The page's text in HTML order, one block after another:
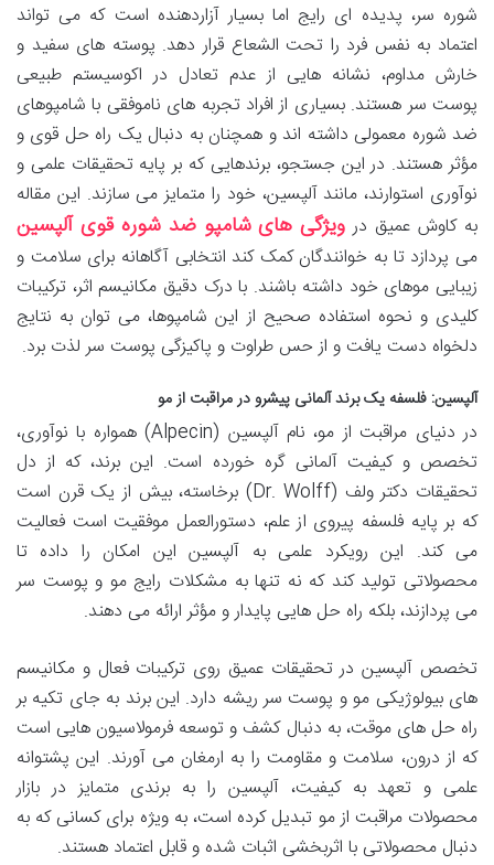
شوره سر، پدیده ای رایج اما بسیار آزاردهنده است که می تواند
اعتماد به نفس فرد را تحت الشعاع قرار دهد. پوسته های سفید و
خارش مداوم، نشانه هایی از عدم تعادل در اکوسیستم طبیعی
پوست سر هستند. بسیاری از افراد تجربه های ناموفقی با شامپوهای
ضد شوره معمولی داشته اند و همچنان به دنبال یک راه حل قوی و
مؤثر هستند. در این جستجو، برندهایی که بر پایه تحقیقات علمی و
نوآوری استوارند، مانند آلپسین، خود را متمایز می سازند. این مقاله
به کاوش عمیق در ویژگی های شامپو ضد شوره قوی آلپسین
می پردازد تا به خوانندگان کمک کند انتخابی آگاهانه برای سلامت و
زیبایی موهای خود داشته باشند. با درک دقیق مکانیسم اثر، ترکیبات
کلیدی و نحوه استفاده صحیح از این شامپوها، می توان به نتایج
دلخواه دست یافت و از حس طراوت و پاکیزگی پوست سر لذت برد.
آلپسین: فلسفه یک برند آلمانی پیشرو در مراقبت از مو
در دنیای مراقبت از مو، نام آلپسین (Alpecin) همواره با نوآوری،
تخصص و کیفیت آلمانی گره خورده است. این برند، که از دل
تحقیقات دکتر ولف (Dr. Wolff) برخاسته، بیش از یک قرن است
که بر پایه فلسفه پیروی از علم، دستورالعمل موفقیت است فعالیت
می کند. این رویکرد علمی به آلپسین این امکان را داده تا
محصولاتی تولید کند که نه تنها به مشکلات رایج مو و پوست سر
می پردازند، بلکه راه حل هایی پایدار و مؤثر ارائه می دهند.
تخصص آلپسین در تحقیقات عمیق روی ترکیبات فعال و مکانیسم
های بیولوژیکی مو و پوست سر ریشه دارد. این برند به جای تکیه بر
راه حل های موقت، به دنبال کشف و توسعه فرمولاسیون هایی است
که از درون، سلامت و مقاومت را به ارمغان می آورند. این پشتوانه
علمی و تعهد به کیفیت، آلپسین را به برندی متمایز در بازار
محصولات مراقبت از مو تبدیل کرده است، به ویژه برای کسانی که به
دنبال محصولاتی با اثربخشی اثبات شده و قابل اعتماد هستند.